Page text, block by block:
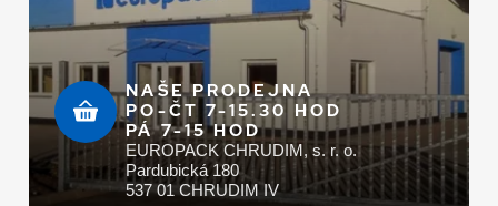
NAŠE PRODEJNA
PO-ČT 7-15.30 HOD
PÁ 7-15 HOD
EUROPACK CHRUDIM, s. r. o.
Pardubická 180
537 01 CHRUDIM IV